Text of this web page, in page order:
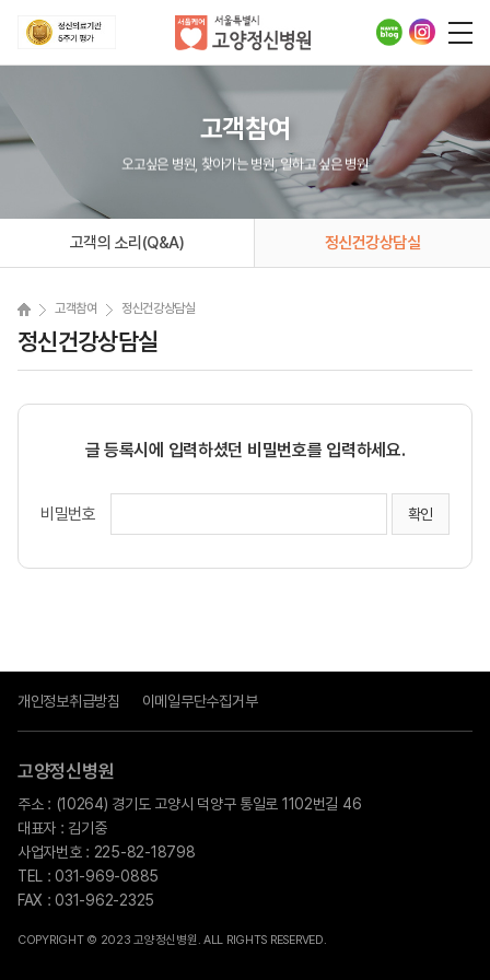
고객참여
오고싶은 병원, 찾아가는 병원, 일하고 싶은 병원
고객의 소리(Q&A) 정신건강상담실
정신건강상담실
고객참여 정신건강상담실
글 등록시에 입력하셨던 비밀번호를 입력하세요.
비밀번호
개인정보취급방침 이메일무단수집거부
고양정신병원
주소 : (10264) 경기도 고양시 덕양구 통일로 1102번길 46
대표자 : 김기중
사업자번호 : 225-82-18798
TEL : 031-969-0885
FAX : 031-962-2325
COPYRIGHT © 2023 고양정신병원. ALL RIGHTS RESERVED.